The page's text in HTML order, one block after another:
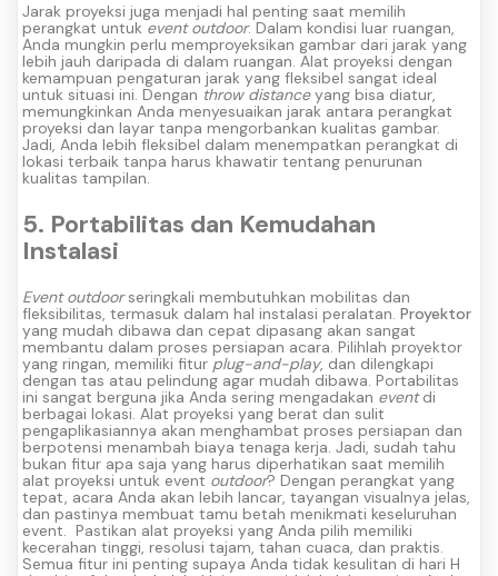
Jarak proyeksi juga menjadi hal penting saat memilih
perangkat untuk event outdoor. Dalam kondisi luar ruangan,
Anda mungkin perlu memproyeksikan gambar dari jarak yang
lebih jauh daripada di dalam ruangan. Alat proyeksi dengan
kemampuan pengaturan jarak yang fleksibel sangat ideal
untuk situasi ini. Dengan throw distanceyang bisa diatur,
memungkinkan Anda menyesuaikan jarak antara perangkat
proyeksi dan layar tanpa mengorbankan kualitas gambar.
Jadi, Anda lebih fleksibel dalam menempatkan perangkat di
lokasi terbaik tanpa harus khawatir tentang penurunan
kualitas tampilan.
5. Portabilitas dan Kemudahan
Instalasi
Event outdoorseringkali membutuhkan mobilitas dan
fleksibilitas, termasuk dalam hal instalasi peralatan. Proyektor
yang mudah dibawa dan cepat dipasang akan sangat
membantu dalam proses persiapan acara. Pilihlah proyektor
yang ringan, memiliki fitur plug-and-play, dan dilengkapi
dengan tas atau pelindung agar mudah dibawa. Portabilitas
ini sangat berguna jika Anda sering mengadakan eventdi
berbagai lokasi. Alat proyeksi yang berat dan sulit
pengaplikasiannya akan menghambat proses persiapan dan
berpotensi menambah biaya tenaga kerja. Jadi, sudah tahu
bukan fitur apa saja yang harus diperhatikan saat memilih
alat proyeksi untuk event outdoor? Dengan perangkat yang
tepat, acara Anda akan lebih lancar, tayangan visualnya jelas,
dan pastinya membuat tamu betah menikmati keseluruhan
event. Pastikan alat proyeksi yang Anda pilih memiliki
kecerahan tinggi, resolusi tajam, tahan cuaca, dan praktis.
Semua fitur ini penting supaya Anda tidak kesulitan di hari H